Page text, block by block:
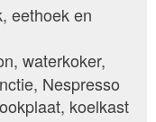
eethoek en
waterkoker,
Nespresso
koelkast